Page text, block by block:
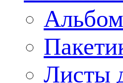
Листы